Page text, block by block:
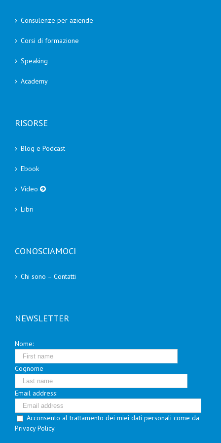
Consulenze per aziende
Corsi di formazione
Speaking
Academy
RISORSE
Blog e Podcast
Ebook
Video
Libri
CONOSCIAMOCI
Chi sono – Contatti
NEWSLETTER
Nome:
Cognome
Email address:
Acconsento al trattamento dei miei dati personali come da
Privacy Policy.